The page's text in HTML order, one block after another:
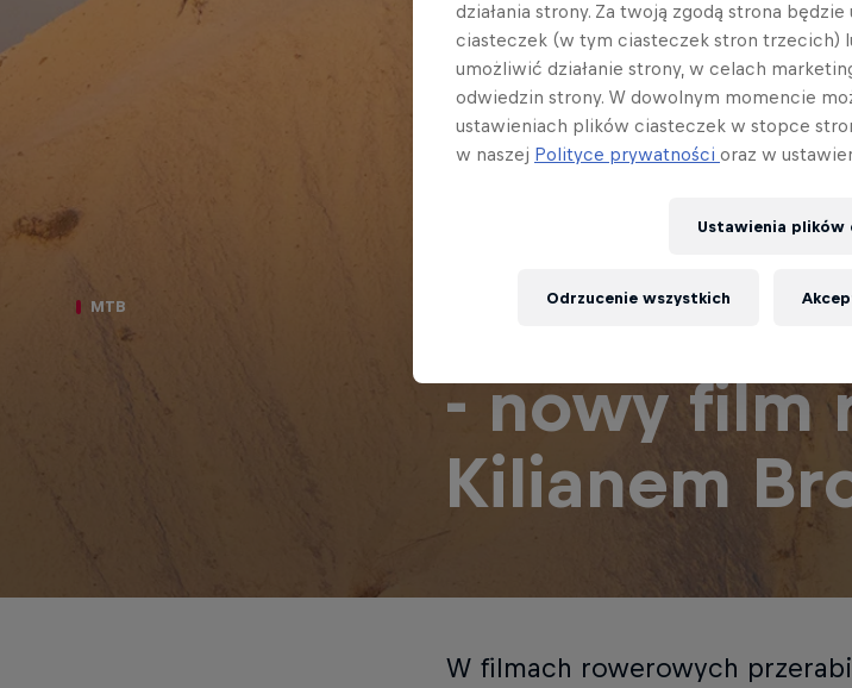
MTB
"W pogoni
- nowy film
Kilianem
W filmach rowerowych
działania strony. Za twoją zgodą strona
ciasteczek (w tym ciasteczek stron trzecich)
umożliwić działanie strony, w celach
odwiedzin strony. W dowolnym momencie
ustawieniach plików ciasteczek w stopce
w naszej Polityce prywatności oraz w
Ustawienia plików
Odrzucenie wszystkich